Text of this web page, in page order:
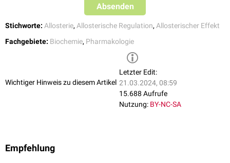
allosterische Bindung aktivieren können. Substanzen, die sowohl als
Modulator als auch als allosterischer Agonist wirken, werden als ago-
allosterische Modulatoren bezeichnet.
Absenden
Stichworte: Allosterie, Allosterische Regulation, Allosterischer Effekt
Fachgebiete: Biochemie, Pharmakologie
Wichtiger Hinweis zu diesem Artikel
Letzter Edit:
21.03.2024, 08:59
15.688 Aufrufe
Nutzung: BY-NC-SA
Empfehlung